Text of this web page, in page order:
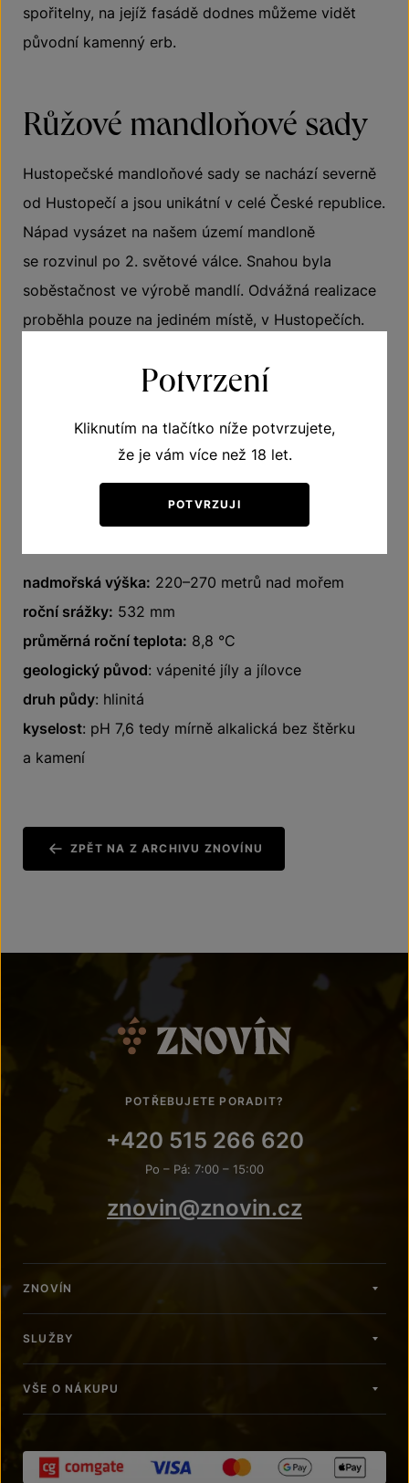
spořitelny, na jejíž fasádě dodnes můžeme vidět
původní kamenný erb.
Růžové mandloňové sady
Hustopečské mandloňové sady se nachází severně
od Hustopečí a jsou unikátní v celé České republice.
Nápad vysázet na našem území mandloně
se rozvinul po 2. světové válce. Snahou byla
soběstačnost ve výrobě mandlí. Odvážná realizace
proběhla pouze na jediném místě, v Hustopečích.
provedeny první zásahy k jejich záchraně a byly
mandloně svými narůžovělými květy zvou mnohé
místí obyvatele i turisty k prvním jarním výletům
viničních tatí Růžová hora a Růženy.
nadmořská výška: 220–270 metrů nad mořem
roční srážky: 532 mm
průměrná roční teplota: 8,8 °C
geologický původ: vápenité jíly a jílovce
druh půdy: hlinitá
kyselost: pH 7,6 tedy mírně alkalická bez štěrku
a kamení
ZPĚT NA Z ARCHIVU ZNOVÍNU
POTŘEBUJETE PORADIT?
+420 515 266 620
Po – Pá: 7:00 – 15:00
znovin@znovin.cz
ZNOVÍN
SLUŽBY
VŠE O NÁKUPU
Potvrzení
Kliknutím na tlačítko níže potvrzujete,
že je vám více než 18 let.
POTVRZUJI